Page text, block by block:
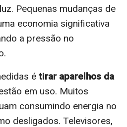
Pequenas mudanças de
economia significativa
a pressão no
é tirar aparelhos da
em uso. Muitos
consumindo energia no
desligados. Televisores,